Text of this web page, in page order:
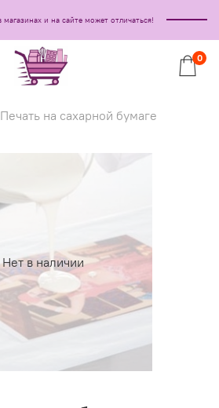
магазинах и на сайте может отличаться!
0
Печать на сахарной бумаге
Нет в наличии